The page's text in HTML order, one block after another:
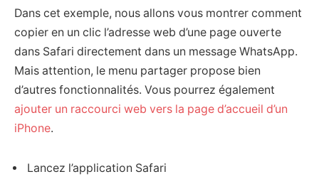
Dans cet exemple, nous allons vous montrer comment
copier en un clic l’adresse web d’une page ouverte
dans Safari directement dans un message WhatsApp.
Mais attention, le menu partager propose bien
d’autres fonctionnalités. Vous pourrez également
ajouter un raccourci web vers la page d’accueil d’un
iPhone.
Lancez l’application Safari